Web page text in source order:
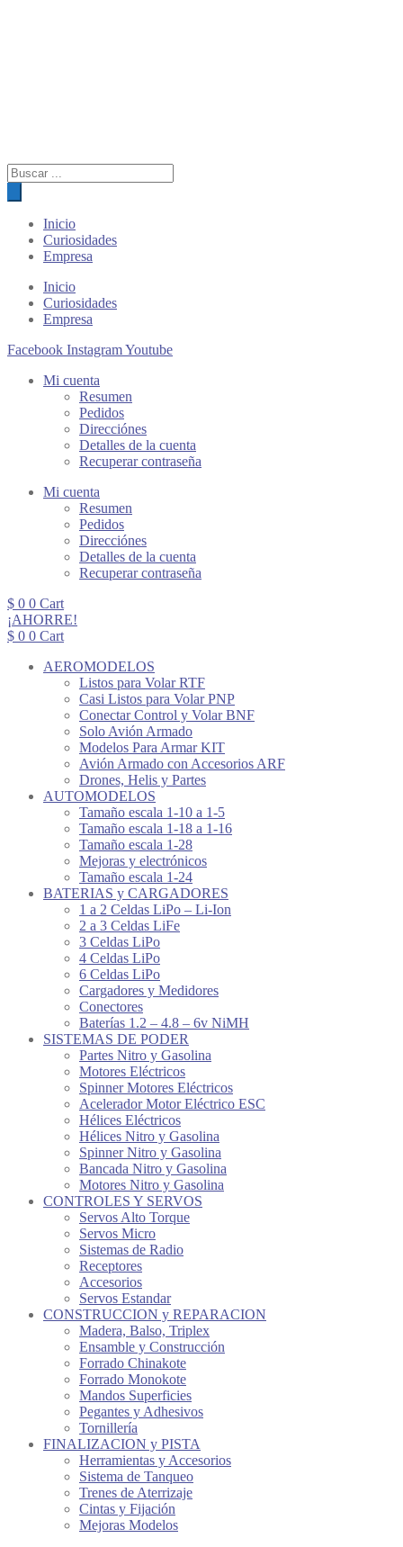
Búsqueda
de
productos
Inicio
Curiosidades
Empresa
Inicio
Curiosidades
Empresa
Facebook InstagramYoutube
Mi cuenta
Resumen
Pedidos
Direcciónes
Detalles de la cuenta
Recuperar contraseña
Mi cuenta
Resumen
Pedidos
Direcciónes
Detalles de la cuenta
Recuperar contraseña
$ 0 0 Cart
¡AHORRE!
$ 0 0 Cart
AEROMODELOS
Listos para Volar RTF
Casi Listos para Volar PNP
Conectar Control y Volar BNF
Solo Avión Armado
Modelos Para Armar KIT
Avión Armado con Accesorios ARF
Drones, Helis y Partes
AUTOMODELOS
Tamaño escala 1-10 a 1-5
Tamaño escala 1-18 a 1-16
Tamaño escala 1-28
Mejoras y electrónicos
Tamaño escala 1-24
BATERIAS y CARGADORES
1 a 2 Celdas LiPo – Li-Ion
2 a 3 Celdas LiFe
3 Celdas LiPo
4 Celdas LiPo
6 Celdas LiPo
Cargadores y Medidores
Conectores
Baterías 1.2 – 4.8 – 6v NiMH
SISTEMAS DE PODER
Partes Nitro y Gasolina
Motores Eléctricos
Spinner Motores Eléctricos
Acelerador Motor Eléctrico ESC
Hélices Eléctricos
Hélices Nitro y Gasolina
Spinner Nitro y Gasolina
Bancada Nitro y Gasolina
Motores Nitro y Gasolina
CONTROLES Y SERVOS
Servos Alto Torque
Servos Micro
Sistemas de Radio
Receptores
Accesorios
Servos Estandar
CONSTRUCCION y REPARACION
Madera, Balso, Triplex
Ensamble y Construcción
Forrado Chinakote
Forrado Monokote
Mandos Superficies
Pegantes y Adhesivos
Tornillería
FINALIZACION y PISTA
Herramientas y Accesorios
Sistema de Tanqueo
Trenes de Aterrizaje
Cintas y Fijación
Mejoras Modelos